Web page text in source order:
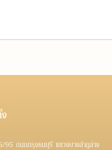
95 ถนนกรุงธนบุรี แขวงบางลำภูล่าง